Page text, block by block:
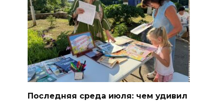
Последняя среда июля: чем удивил